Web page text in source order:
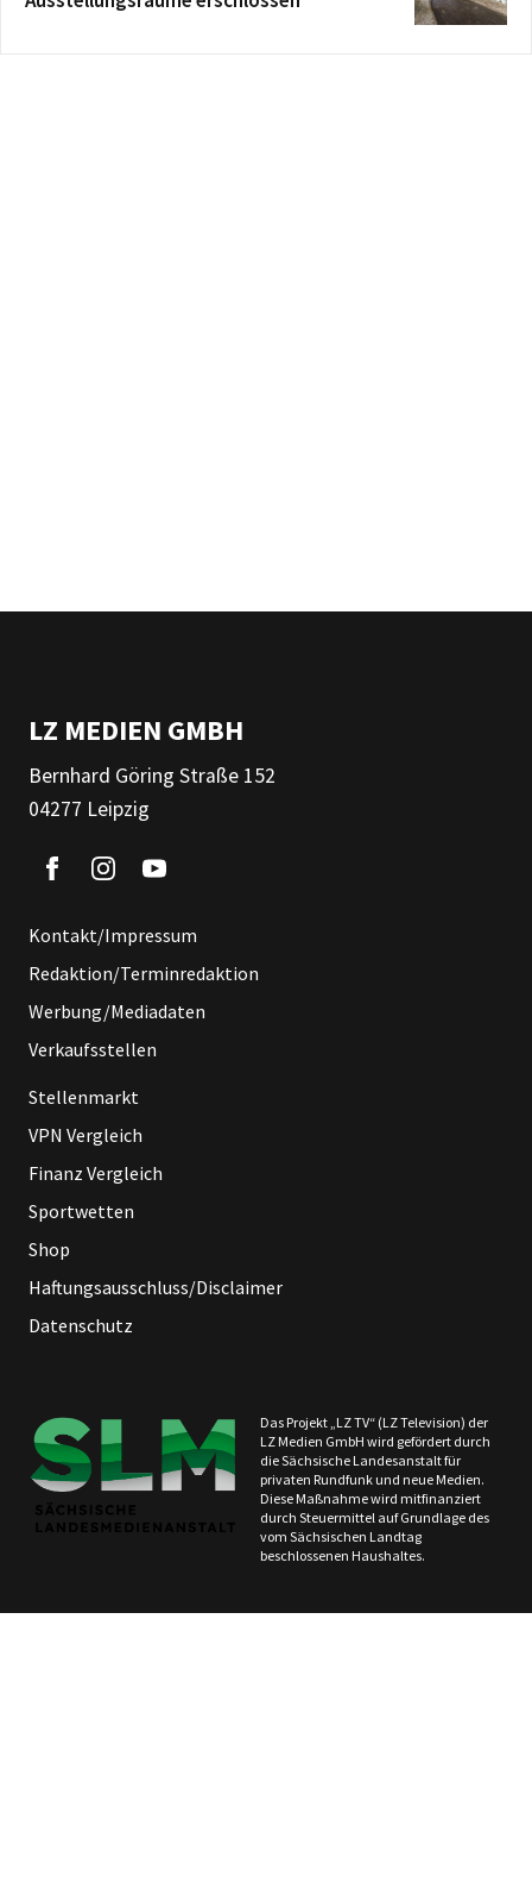
LZ MEDIEN GMBH
Bernhard Göring Straße 152
04277 Leipzig
Kontakt/Impressum
Redaktion/Terminredaktion
Werbung/Mediadaten
Verkaufsstellen
Stellenmarkt
VPN Vergleich
Finanz Vergleich
Sportwetten
Shop
Haftungsausschluss/Disclaimer
Datenschutz
Das Projekt „LZ TV“ (LZ Television) der
LZ Medien GmbH wird gefördert durch
die Sächsische Landesanstalt für
privaten Rundfunk und neue Medien.
Diese Maßnahme wird mitfinanziert
durch Steuermittel auf Grundlage des
vom Sächsischen Landtag
beschlossenen Haushaltes.